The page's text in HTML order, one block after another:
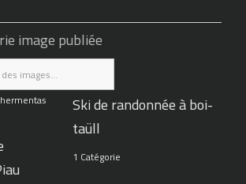
image publiée
Ski de randonnée à boi-
taüll
1 Catégorie